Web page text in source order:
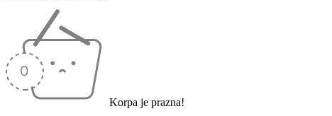
Korpa je prazna!